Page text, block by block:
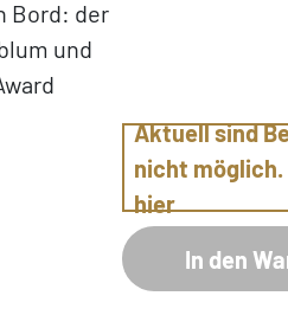
Bord: der
und
Aktuell sind
nicht möglich.
hier
In den